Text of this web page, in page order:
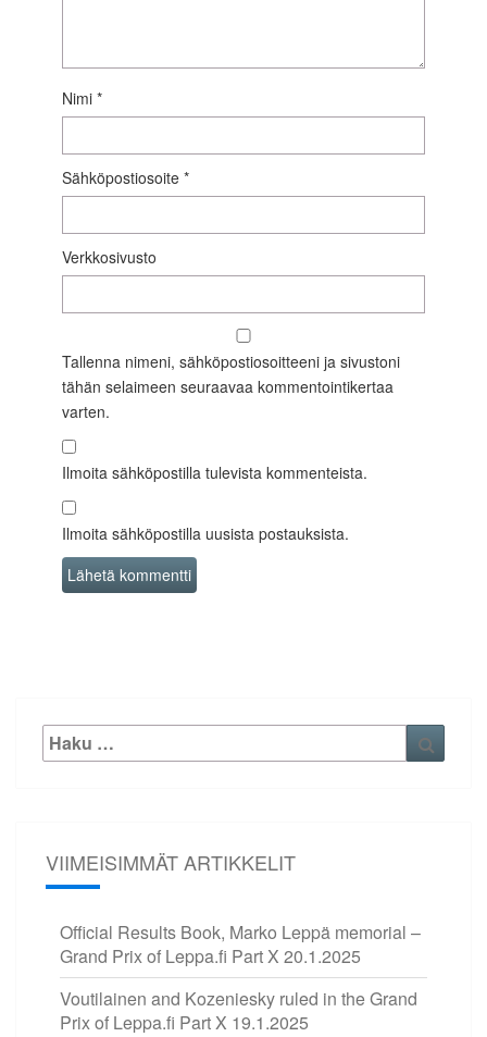
Nimi *
Sähköpostiosoite *
Verkkosivusto
Tallenna nimeni, sähköpostiosoitteeni ja sivustoni
tähän selaimeen seuraavaa kommentointikertaa
varten.
Ilmoita sähköpostilla tulevista kommenteista.
Ilmoita sähköpostilla uusista postauksista.
Etsi:
VIIMEISIMMÄT ARTIKKELIT
Official Results Book, Marko Leppä memorial –
Grand Prix of Leppa.fi Part X 20.1.2025
Voutilainen and Kozeniesky ruled in the Grand
Prix of Leppa.fi Part X 19.1.2025